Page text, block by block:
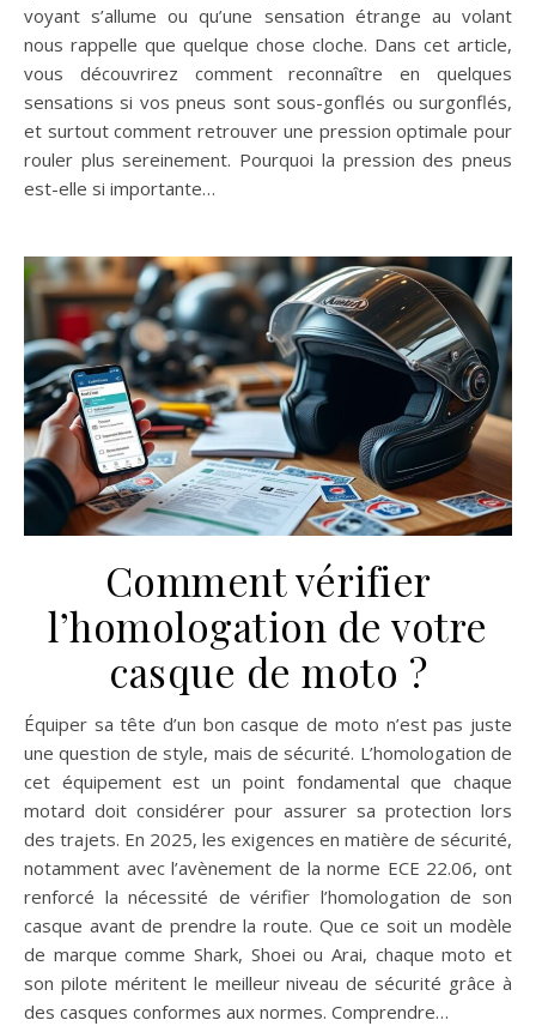
voyant s’allume ou qu’une sensation étrange au volant
nous rappelle que quelque chose cloche. Dans cet article,
vous découvrirez comment reconnaître en quelques
sensations si vos pneus sont sous-gonflés ou surgonflés,
et surtout comment retrouver une pression optimale pour
rouler plus sereinement. Pourquoi la pression des pneus
est-elle si importante…
Comment vérifier
l’homologation de votre
casque de moto ?
Équiper sa tête d’un bon casque de moto n’est pas juste
une question de style, mais de sécurité. L’homologation de
cet équipement est un point fondamental que chaque
motard doit considérer pour assurer sa protection lors
des trajets. En 2025, les exigences en matière de sécurité,
notamment avec l’avènement de la norme ECE 22.06, ont
renforcé la nécessité de vérifier l’homologation de son
casque avant de prendre la route. Que ce soit un modèle
de marque comme Shark, Shoei ou Arai, chaque moto et
son pilote méritent le meilleur niveau de sécurité grâce à
des casques conformes aux normes. Comprendre…